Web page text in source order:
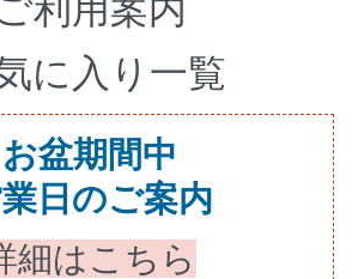
ご利用案内
に入り一覧
お盆期間中
日のご案内
細はこちら